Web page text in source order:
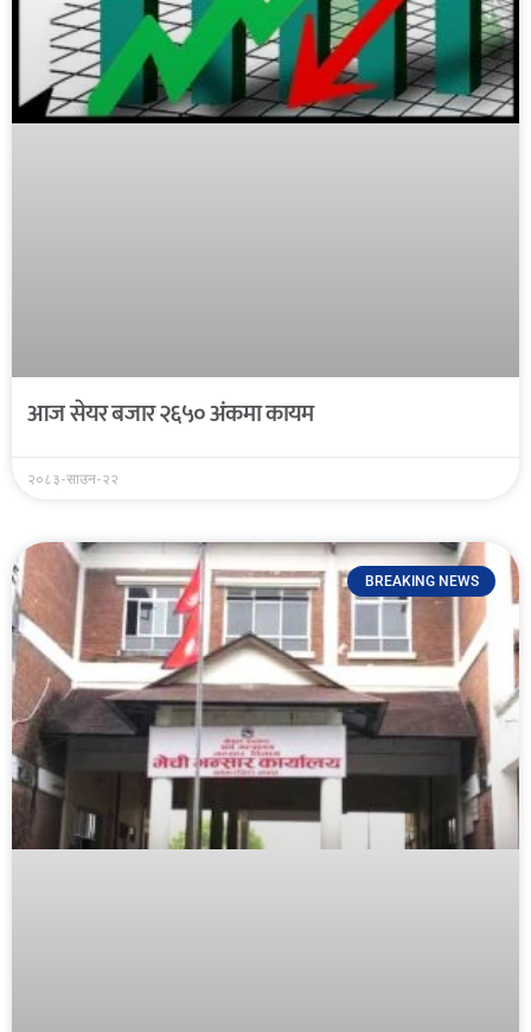
आज सेयर बजार २६५० अंकमा कायम
२०८३-साउन-२२
BREAKING NEWS